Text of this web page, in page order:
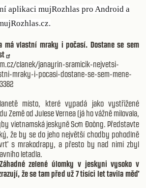
aplikaci mujRozhlas pro Android a
má vlastní mraky i počasí. Dostane se sem
clanek/janayrin-sramicik-nejvetsi-
mraky-i-pocasi-dostane-se-sem-mene-
místo, které vypadá jako vystřižené
Země od Julese Vernea (já ho vážně milovala,
vietnamská jeskyně Sơn Đoòng. Představte
že by se do jeho největší chodby pohodlně
s mrakodrapy, a přesto by nad nimi zbyl
letadla.
zelené úlomky v jeskyni vysoko v
že se tam před už 7 tisíci let tavila měď